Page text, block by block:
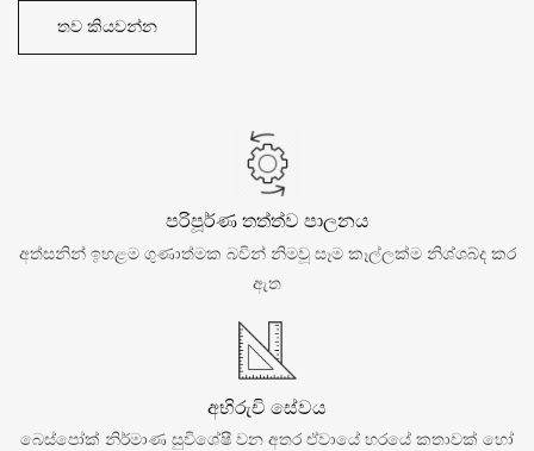
තව කියවන්න
පරිපූර්ණ තත්ත්ව පාලනය
අත්සනින් ඉහළම ගුණාත්මක බවින් නිමවූ සෑම කෑල්ලක්ම නිශ්ශබ්ද කර
ඇත
අභිරුචි සේවය
බෙස්පෝක් නිර්මාණ සුවිශේෂී වන අතර ඒවායේ හරයේ කතාවක් හෝ